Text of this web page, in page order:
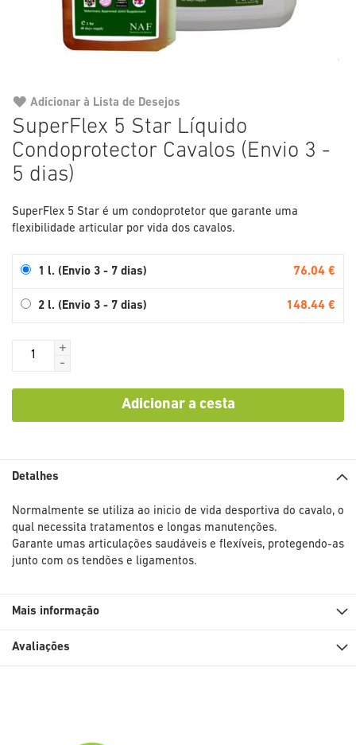
SuperFlex 5 Star Líquido
Condoprotector Cavalos (Envio 3 -
5 dias)
SuperFlex 5 Star é um condoprotetor que garante uma
flexibilidade articular por vida dos cavalos.
1 l. (Envio 3 - 7 dias) 76.04 €
2 l. (Envio 3 - 7 dias) 148.44 €
+
-
Adicionar a cesta
Adicionar à Lista de Desejos
Saltar
para
o
de
imagens
Detalhes
Normalmente se utiliza ao inicio de vida desportiva do cavalo, o
qual necessita tratamentos e longas manutenções.
Garante umas articulações saudáveis e flexíveis, protegendo-as
junto com os tendões e ligamentos.
Mais informação
Avaliações